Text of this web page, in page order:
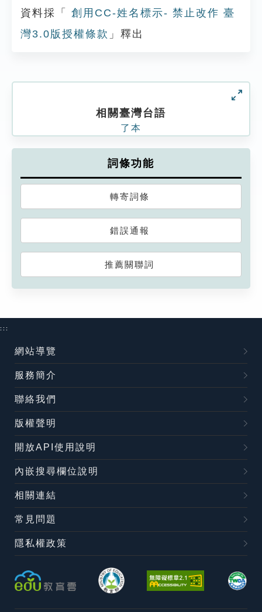
資料採「
創用CC-姓名標示- 禁止改作 臺
灣3.0版授權條款 」釋出
相關臺灣台語
了本
詞條功能
轉寄詞條
錯誤通報
推薦關聯詞
:::
網站導覽
服務簡介
聯絡我們
版權聲明
開放API使用說明
內嵌搜尋欄位說明
相關連結
常見問題
隱私權政策